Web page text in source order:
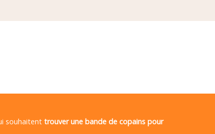
souhaitent trouver une bande de copains pour